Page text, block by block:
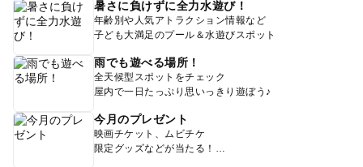
暑さに負けずに全力水遊び！
年齢別や人気アトラクション情報など
子ども大満足のプール＆水遊びスポット
雨でも遊べる場所！
全天候型スポットをチェック
屋内で一日たっぷり思いっきり遊ぼう♪
今月のプレゼント
映画チケット、ムビチケ
限定グッズなどが当たる！